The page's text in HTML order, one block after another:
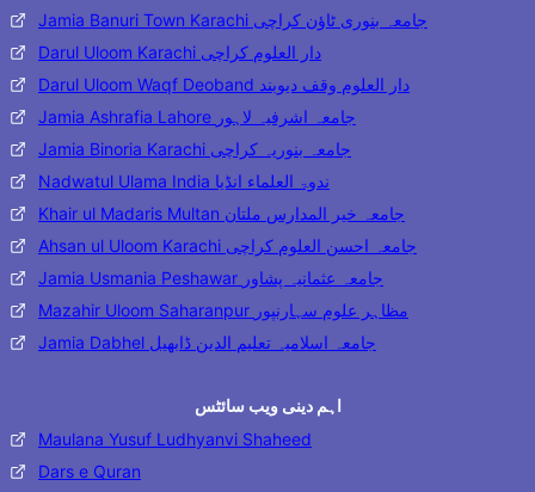
Jamia Banuri Town Karachi جامعہ بنوری ٹاؤن کراچی
Darul Uloom Karachi دار العلوم کراچی
Darul Uloom Waqf Deoband دار العلوم وقف دیوبند
Jamia Ashrafia Lahore جامعہ اشرفیہ لاہور
Jamia Binoria Karachi جامعہ بنوریہ کراچی
Nadwatul Ulama India ندوۃ العلماء انڈیا
Khair ul Madaris Multan جامعہ خیر المدارس ملتان
Ahsan ul Uloom Karachi جامعہ احسن العلوم کراچی
Jamia Usmania Peshawar جامعہ عثمانیہ پشاور
Mazahir Uloom Saharanpur مظاہر علوم سہارنپور
Jamia Dabhel جامعہ اسلامیہ تعلیم الدین ڈابھیل
اہم دینی ویب سائٹس
Maulana Yusuf Ludhyanvi Shaheed
Dars e Quran